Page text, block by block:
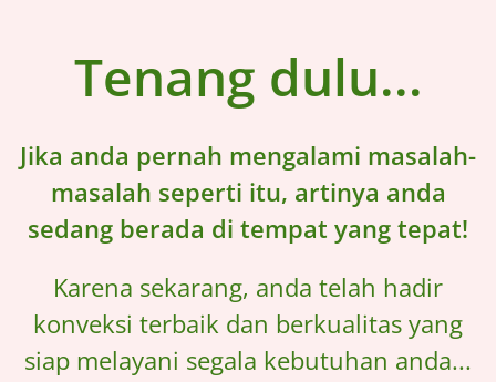
Tenang dulu...
Jika anda pernah mengalami masalah-
masalah seperti itu, artinya anda
sedang berada di tempat yang tepat!
Karena sekarang, anda telah hadir
konveksi terbaik dan berkualitas yang
siap melayani segala kebutuhan anda...